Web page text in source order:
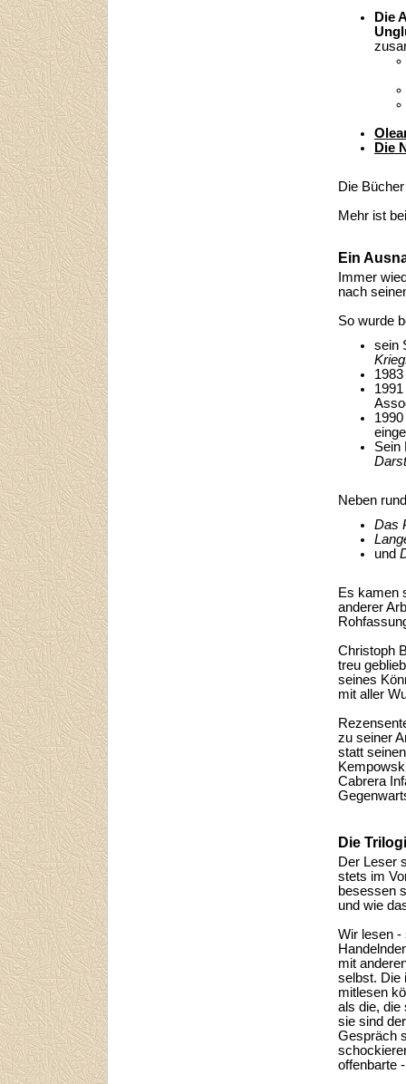
Die
Die
Die
Mehr ist
Ein
Immer
nach
So wurde
sein
Sein
Neben
Das
und
Es kamen
anderer
Christoph
treu
seines
mit aller
zu seiner
statt
Cabrera
Die
Der Leser
stets im
besessen
und wie
Wir lesen -
mit
selbst. Die
mitlesen
als die, die
sie sind
Gespräch
offenbarte